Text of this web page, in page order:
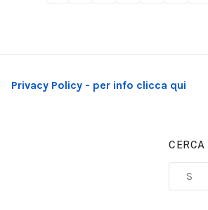
Privacy Policy - per info clicca qui
CERCA